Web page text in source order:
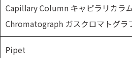
Capillary Column キャピラリカラ
Chromatograph ガスクロマトグラ
Pipet